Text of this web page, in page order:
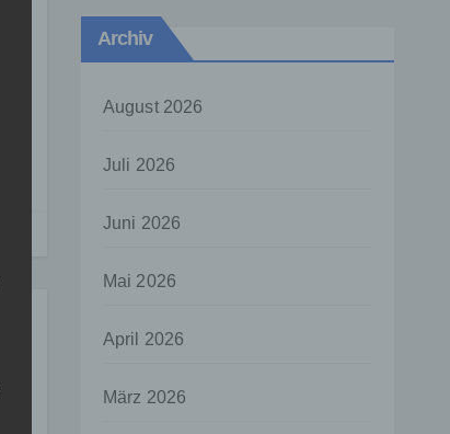
Archiv
August 2026
Juli 2026
Juni 2026
Mai 2026
April 2026
März 2026